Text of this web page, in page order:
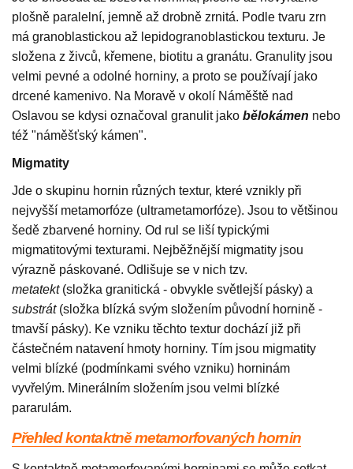
plošně paralelní, jemně až drobně zrnitá. Podle tvaru zrn
má granoblastickou až lepidogranoblastickou texturu. Je
složena z živců, křemene, biotitu a granátu. Granulity jsou
velmi pevné a odolné horniny, a proto se používají jako
drcené kamenivo. Na Moravě v okolí Náměště nad
Oslavou se kdysi označoval granulit jako bělokámen nebo
též "náměšťský kámen".
Migmatity
Jde o skupinu hornin různých textur, které vznikly při
nejvyšší metamorfóze (ultrametamorfóze). Jsou to většinou
šedě zbarvené horniny. Od rul se liší typickými
migmatitovými texturami. Nejběžnější migmatity jsou
výrazně páskované. Odlišuje se v nich tzv.
metatekt (složka granitická - obvykle světlejší pásky) a
substrát (složka blízká svým složením původní hornině -
tmavší pásky). Ke vzniku těchto textur dochází již při
částečném natavení hmoty horniny. Tím jsou migmatity
velmi blízké (podmínkami svého vzniku) horninám
vyvřelým. Minerálním složením jsou velmi blízké
pararulám.
Přehled kontaktně metamorfovaných hornin